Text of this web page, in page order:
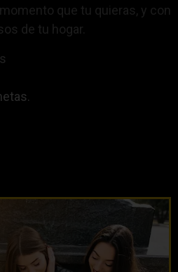
que tu quieras, y con
de tu hogar.